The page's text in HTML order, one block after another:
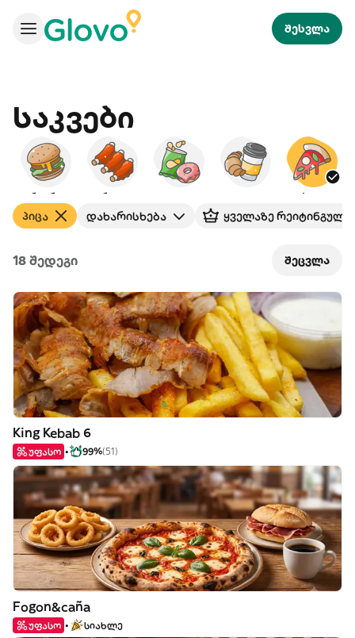
შესვლა
Საკვები
ბურგერები ამერიკული პიცა
პიცა დახარისხება ყველაზე რეიტინგული
18 შედეგი შეცვლა
King Kebab 6
უფასო 99%(51)
Fogon&caña
უფასო სიახლე